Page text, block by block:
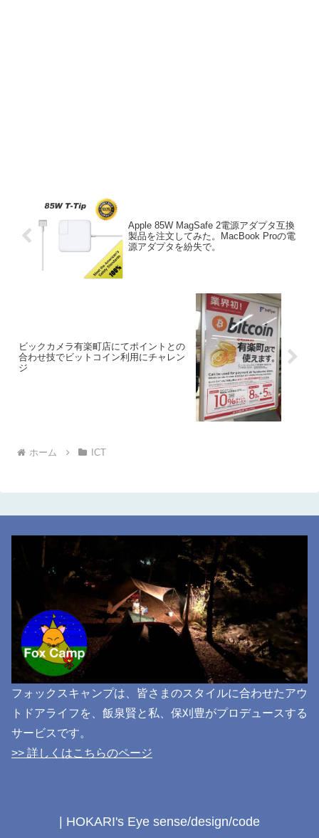
Apple 85W MagSafe 2電源アダプタ互換
製品を注文してみた。MacBook Proの電
源アダプタを紛失で。
ビックカメラ有楽町店にてポイントとの
合わせ技でビットコイン利用にチャレン
ジ
ホーム ICT
フォックスキャンプは、皆さまのスタイルに合わせたアウ
トドアライフを、飯泉賢と私、保刈豊がプロデュースする
サービスです。
>> 詳しくはこちらのページ
| HOKARI's Eye sense/design/code